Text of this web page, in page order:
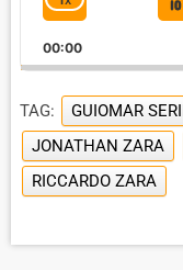
a
e
r
C
A
N
G
E
P
L
A
A
00:00
TAG: GUIOMAR
JONATHAN ZARA
RICCARDO ZARA